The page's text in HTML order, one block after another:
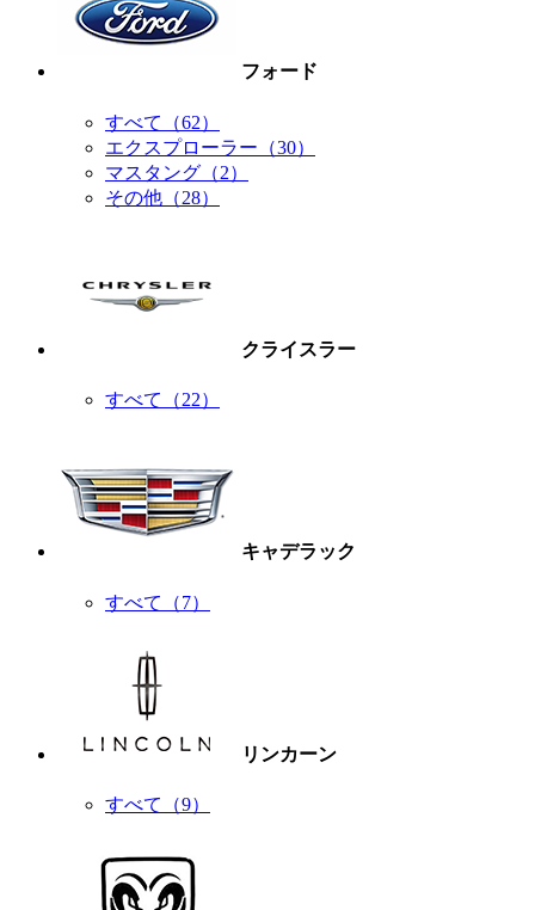
フォード
すべて（62）
エクスプローラー（30）
マスタング（2）
その他（28）
クライスラー
すべて（22）
キャデラック
すべて（7）
リンカーン
すべて（9）